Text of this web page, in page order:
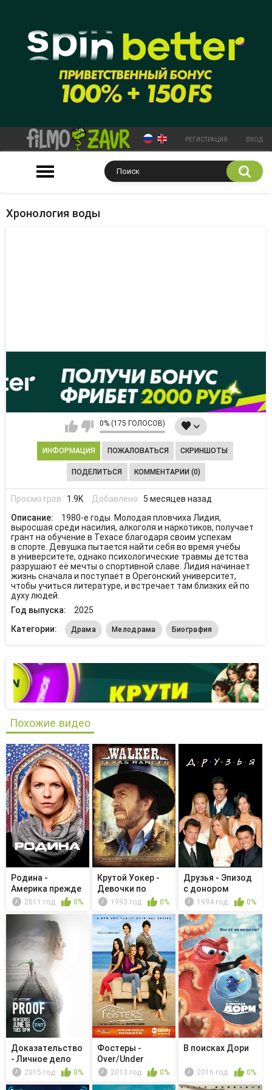
РЕГИСТРАЦИЯ ВХОД
Хронология воды
0% (175 ГОЛОСОВ)
ИНФОРМАЦИЯ ПОЖАЛОВАТЬСЯ СКРИНШОТЫ
ПОДЕЛИТЬСЯ КОММЕНТАРИИ (0)
Просмотров: 1.9K Добавлено: 5 месяцев назад
Описание:
1980-е годы. Молодая пловчиха Лидия,
выросшая среди насилия, алкоголя и наркотиков, получает
грант на обучение в Техасе благодаря своим успехам
в спорте. Девушка пытается найти себя во время учёбы
в университете, однако психологические травмы детства
разрушают её мечты о спортивной славе. Лидия начинает
жизнь сначала и поступает в Орегонский университет,
чтобы учиться литературе, и встречает там близких ей по
духу людей.
Год выпуска:
2025
Категории:
Драма Мелодрама Биография
Похожие видео
Родина -
Америка прежде
всего2011 год 0%
Крутой Уокер -
Девочки по
Интернету
1993 год 0%
Друзья - Эпизод
с донором
1994 год 0%
Доказательство
- Личное дело
2015 год 0%
Фостеры -
Over/Under
2013 год 0%
В поисках Дори
2016 год 0%